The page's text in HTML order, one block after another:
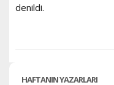
denildi.
HAFTANIN YAZARLARI